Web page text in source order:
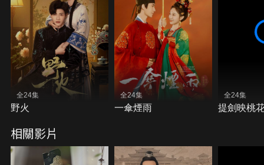
全24集
野火
全24集
一傘煙雨
全24集
提劍映桃
相關影片